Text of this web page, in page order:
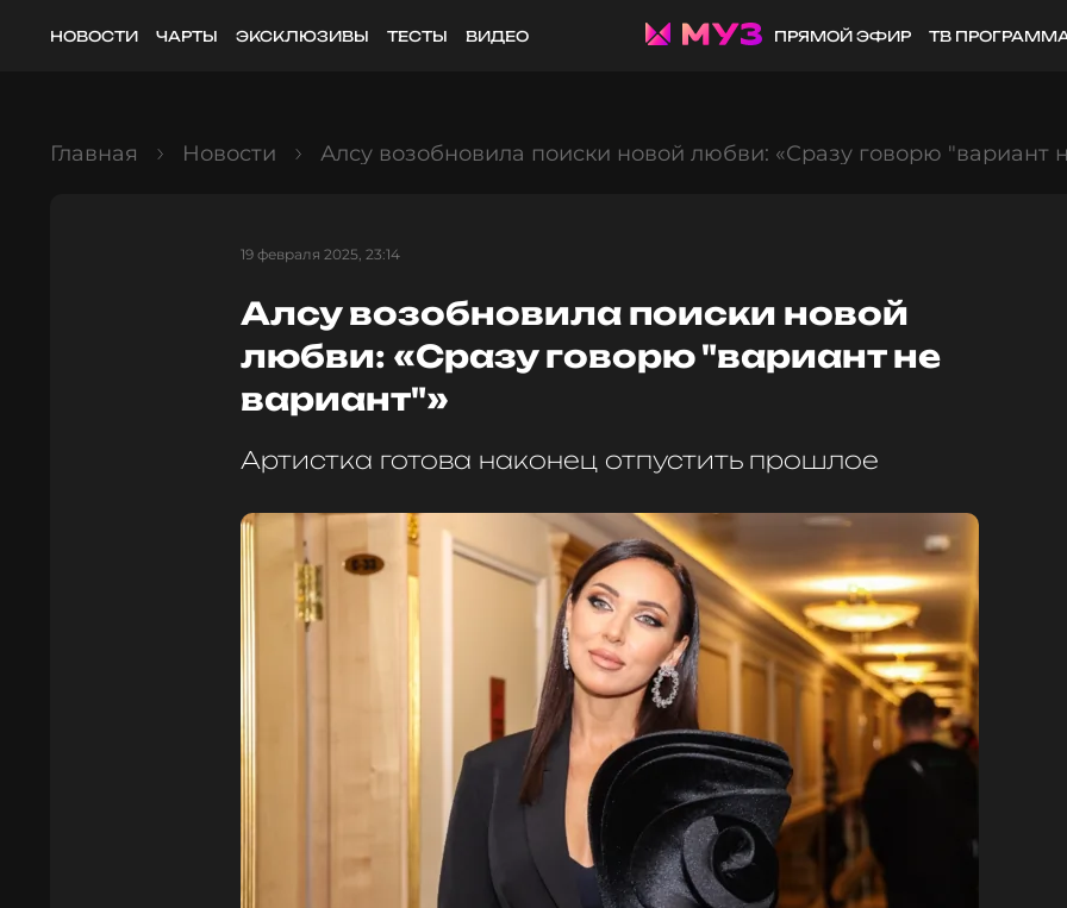
НОВОСТИ ЧАРТЫ ЭКСКЛЮЗИВЫ ТЕСТЫ ВИДЕО ПРЯМОЙ ЭФИР ТВ
Главная Новости Алсу возобновила поиски новой любви: «Сразу говорю "вариант
19 февраля 2025, 23:14
Алсу возобновила поиски новой
любви: «Сразу говорю "вариант не
вариант"»
Артистка готова наконец отпустить прошлое